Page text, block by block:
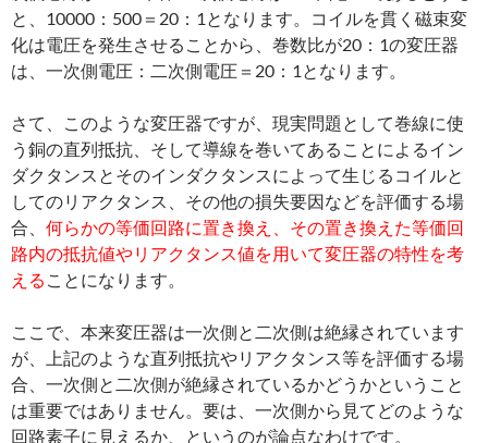
と、10000：500＝20：1となります。コイルを貫く磁束変
化は電圧を発生させることから、巻数比が20：1の変圧器
は、一次側電圧：二次側電圧＝20：1となります。
さて、このような変圧器ですが、現実問題として巻線に使
う銅の直列抵抗、そして導線を巻いてあることによるイン
ダクタンスとそのインダクタンスによって生じるコイルと
してのリアクタンス、その他の損失要因などを評価する場
合、 何らかの等価回路に置き換え、その置き換えた等価回
路内の抵抗値やリアクタンス値を用いて変圧器の特性を考
える ことになります。
ここで、本来変圧器は一次側と二次側は絶縁されています
が、上記のような直列抵抗やリアクタンス等を評価する場
合、一次側と二次側が絶縁されているかどうかということ
は重要ではありません。要は、一次側から見てどのような
回路素子に見えるか、というのが論点なわけです。